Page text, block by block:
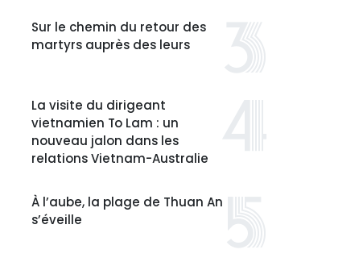
Sur le chemin du retour des
martyrs auprès des leurs
La visite du dirigeant
vietnamien To Lam : un
nouveau jalon dans les
relations Vietnam-Australie
À l’aube, la plage de Thuan An
s’éveille